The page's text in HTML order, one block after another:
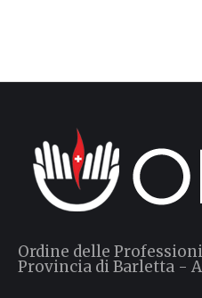
Ordine delle
Provincia di Barletta -